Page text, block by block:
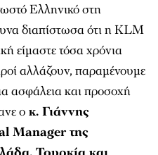
Ελληνικό στη
διαπίστωσα ότι η KLM
είμαστε τόσα χρόνια
αλλάζουν, παραμένουμε
ασφάλεια και προσοχή
ο κ. Γιάννης
Manager της